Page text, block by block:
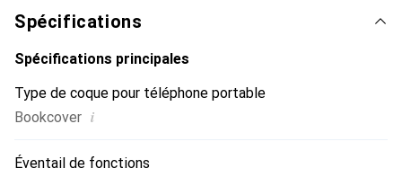
exigeante.
Spécifications
Spécifications principales
Type de coque pour téléphone portable
Bookcover i
Éventail de fonctions